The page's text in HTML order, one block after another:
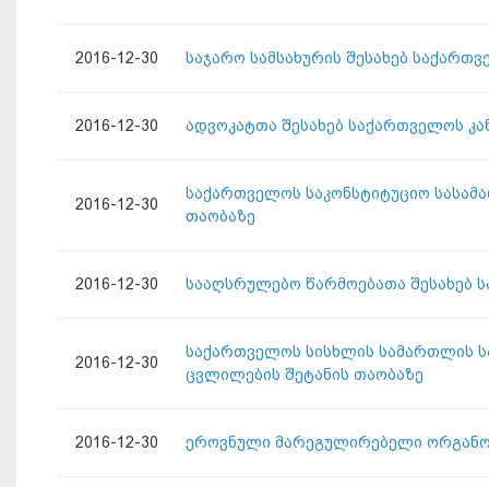
2016-12-30 საჯარო სამსახურის შესახებ
2016-12-30 ადვოკატთა შესახებ საქართველოს
2016-12-30
საქართველოს საკონსტიტუციო
თაობაზე
2016-12-30 სააღსრულებო წარმოებათა შესახებ
2016-12-30
საქართველოს სისხლის სამართლის
ცვლილების შეტანის თაობაზე
2016-12-30 ეროვნული მარეგულირებელი